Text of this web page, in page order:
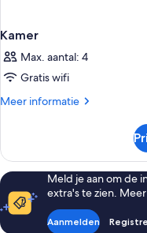
Kamer
Max. aantal: 4
Gratis wifi
Meer informatie
Meer
Meld je aan om de
extra's te zien.
Aanmelden